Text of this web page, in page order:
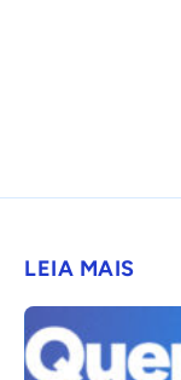
LEIA MAIS